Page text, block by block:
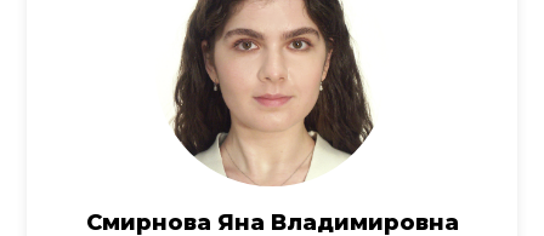
Смирнова Яна Владимировна